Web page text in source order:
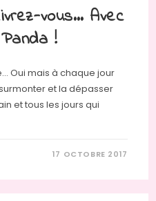
vous… Avec
!
Oui mais à chaque jour
et la dépasser
et tous les jours qui
17 OCTOBRE 2017